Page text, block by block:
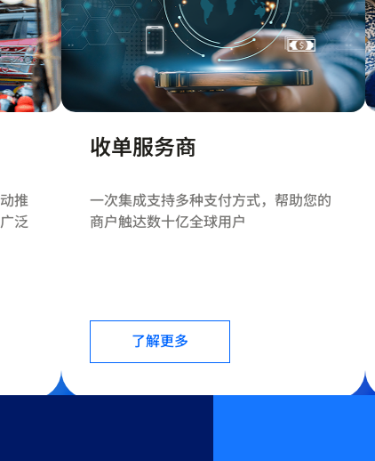
推
泛
收单服务商
一次集成支持多种支付方式，帮助您的
商户触达数十亿全球用户
了解更多